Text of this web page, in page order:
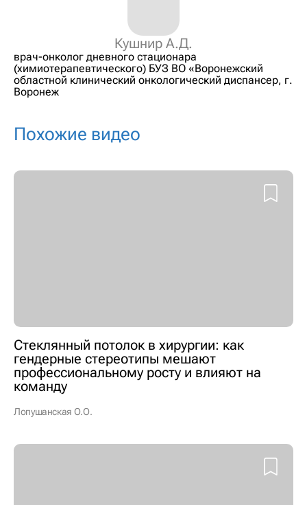
Кушнир А.Д.
врач-онколог дневного стационара
(химиотерапевтического) БУЗ ВО «Воронежский
областной клинический онкологический диспансер, г.
Воронеж
Похожие видео
Стеклянный потолок в хирургии: как
гендерные стереотипы мешают
профессиональному росту и влияют на
команду
Лопушанская О.О.